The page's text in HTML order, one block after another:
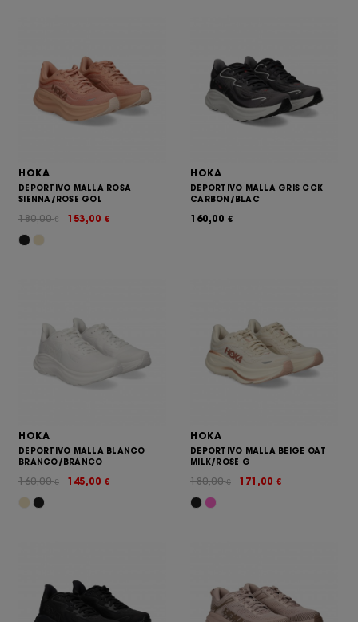
HOKA
DEPORTIVO MALLA ROSA
SIENNA/ROSE GOL
153,00 €
180,00€
HOKA
DEPORTIVO MALLA GRIS CCK
CARBON/BLAC
160,00 €
HOKA
DEPORTIVO MALLA BLANCO
BRANCO/BRANCO
145,00 €
160,00€
HOKA
DEPORTIVO MALLA BEIGE OAT
MILK/ROSE G
171,00 €
180,00€